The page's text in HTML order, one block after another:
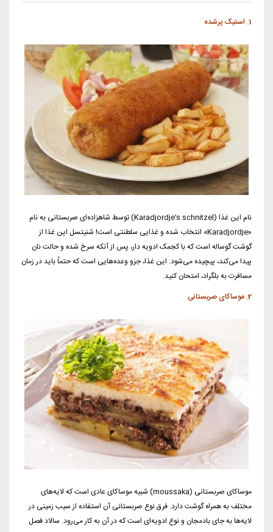
1. استیک پرشده
نام این غذا (Karadjordje’s schnitzel) توسط شاهزاده‌ای صربستانی به نام
«Karadjordje» انتخاب شده و غذایی سلطنتی است! شنیتسل این غذا از
گوشت گوساله است که با کجمک ادویه دار، پس از آنکه سرخ شده و حالت نان
پیدا می‌کند، پیچیده می‌شود. این غذا، جزو وعده‌هایی است که حتماً باید در زمان
مسافرت به بلگراد، امتحان کنید.
2. موساکای صربستانی
موساکای صربستانی (moussaka) شبیه موساکای عادی است که لایه‌های
مختلف به همراه گوشت دارد. فرق نوع صربستانی آن استفاده از سیب زمینی در
لایه‌ها به جای بادمجان و نوع ادویه‌ای است که در آن به کار می‌رود. سالاد فصل